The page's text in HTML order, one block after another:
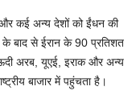
कई अन्य देशों को ईंधन की
के बाद से ईरान के 90 प्रतिशत
अरब, यूएई, इराक और अन्य
बाजार में पहुंचता है।